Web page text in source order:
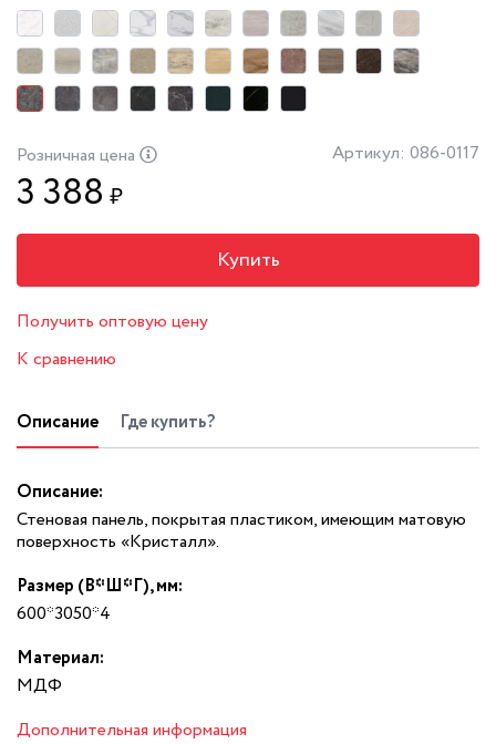
Розничная цена
3 388 ₽
Артикул: 086-0117
Купить
Получить оптовую цену
К сравнению
Описание Где купить?
Описание:
Стеновая панель, покрытая пластиком, имеющим матовую
поверхность «Кристалл».
Размер (В*Ш*Г), мм:
600*3050*4
Материал:
МДФ
Дополнительная информация